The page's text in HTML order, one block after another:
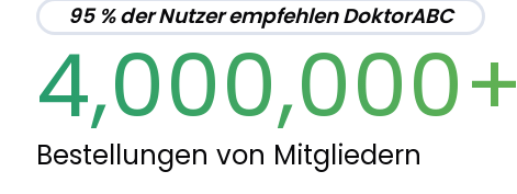
95 % der Nutzer empfehlen DoktorABC
4,000,000+
Bestellungen von Mitgliedern